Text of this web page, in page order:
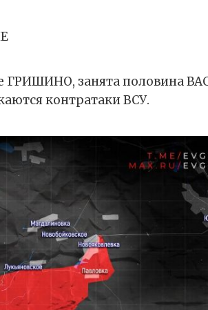
ГРИШИНО, занята половина
контратаки ВСУ.